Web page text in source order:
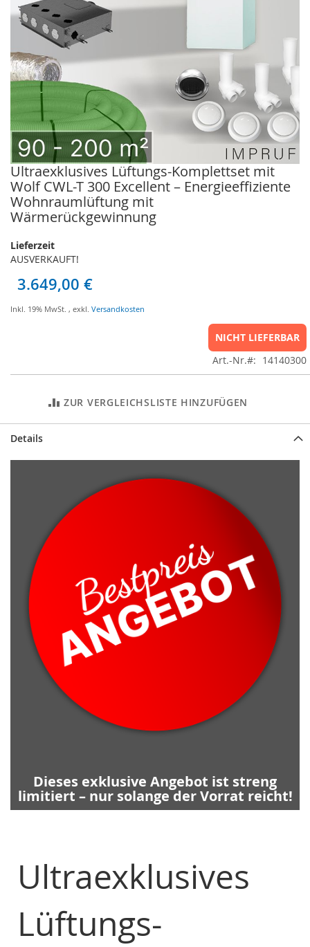
Zum
Anfang
der
Bildgalerie
springen
Ultraexklusives Lüftungs-Komplettset mit
Wolf CWL-T 300 Excellent – Energieeffiziente
Wohnraumlüftung mit
Wärmerückgewinnung
Lieferzeit
AUSVERKAUFT!
3.649,00 €
Inkl. 19% MwSt. , exkl. Versandkosten
NICHT LIEFERBAR
Art.-Nr.
14140300
ZUR VERGLEICHSLISTE HINZUFÜGEN
Details
Dieses exklusive Angebot ist streng
limitiert – nur solange der Vorrat reicht!
Ultraexklusives
Lüftungs-